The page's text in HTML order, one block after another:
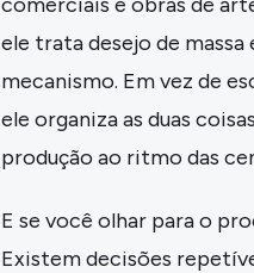
ele trata desejo de
mecanismo. Em vez de
ele organiza as duas
produção ao ritmo das
E se você olhar para o
Existem decisões